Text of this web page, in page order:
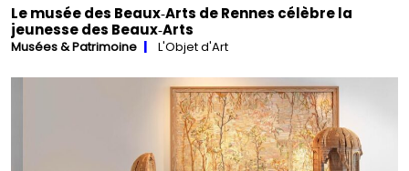
Le musée des Beaux‑Arts de Rennes célèbre la
jeunesse des Beaux‑Arts
Musées & Patrimoine L'Objet d'Art